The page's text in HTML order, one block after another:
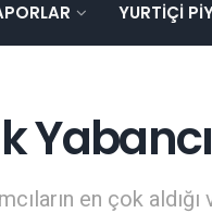
YURTIÇI
en çok